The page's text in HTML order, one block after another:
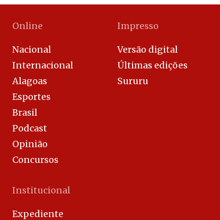
Online
Nacional
Internacional
Alagoas
Esportes
Brasil
Podcast
Opinião
Concursos
Impresso
Versão digital
Últimas edições
Sururu
Institucional
Expediente